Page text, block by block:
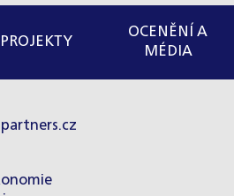
PROJEKTY
OCENĚNÍ A
MÉDIA